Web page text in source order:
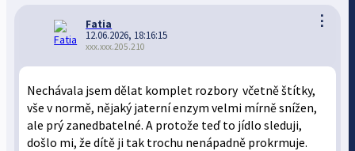
⋮
Fatia
12.06.2026, 18:16:15
xxx.xxx.205.210
Nechávala jsem dělat komplet rozbory včetně štítky,
vše v normě, nějaký jaterní enzym velmi mírně snížen,
ale prý zanedbatelné. A protože teď to jídlo sleduji,
došlo mi, že dítě ji tak trochu nenápadně prokrmuje.